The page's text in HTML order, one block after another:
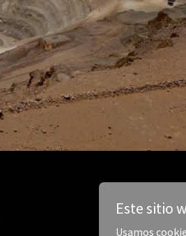
Este sitio
Usamos